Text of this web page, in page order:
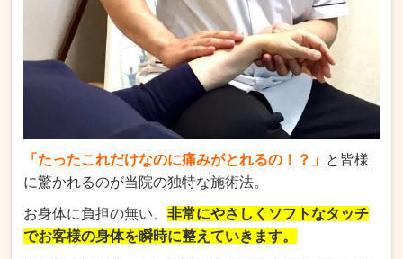
「たったこれだけなのに痛みがとれるの！？」 と皆様
に驚かれるのが当院の独特な施術法。
お身体に負担の無い、非常にやさしくソフトなタッチ
でお客様の身体を瞬時に整えていきます。